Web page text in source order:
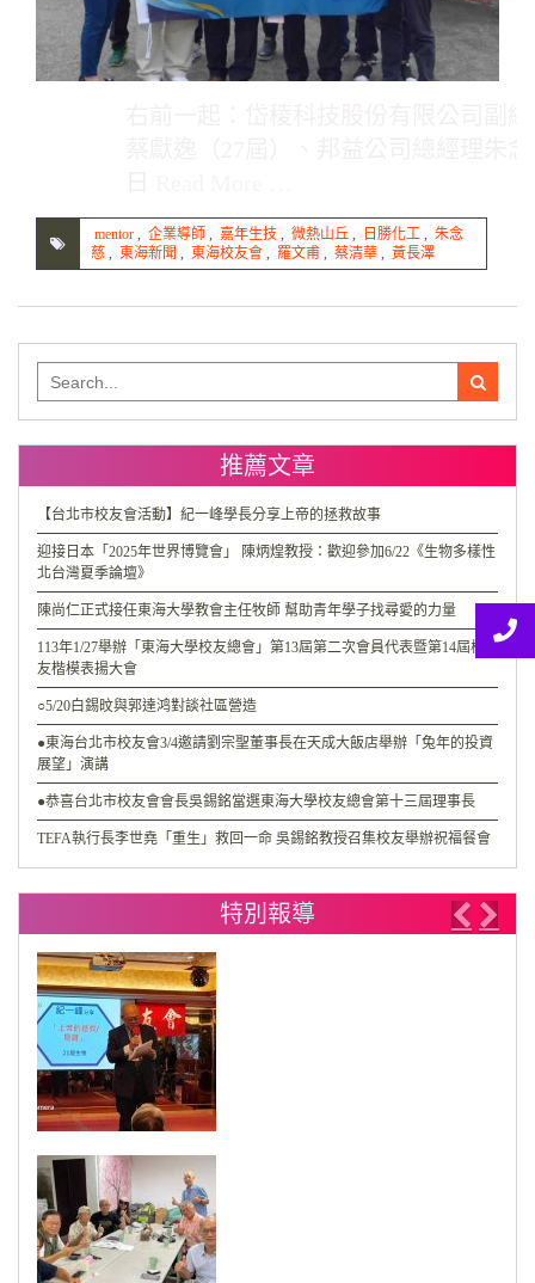
mentor , 企業導師 , 嘉年生技 , 微熱山丘 , 日勝化工 , 朱念
慈 , 東海新聞 , 東海校友會 , 羅文甫 , 蔡清華 , 黃長澤
for:
推薦文章
【台北市校友會活動】紀一峰學長分享上帝的拯救故事
迎接日本「2025年世界博覽會」 陳炳煌教授：歡迎參加6/22《生物多樣性
北台灣夏季論壇》
陳尚仁正式接任東海大學教會主任牧師 幫助青年學子找尋愛的力量
113年1/27舉辦「東海大學校友總會」第13屆第二次會員代表暨第14屆校
友楷模表揚大會
○5/20白錫旼與郭達鸿對談社區營造
●東海台北市校友會3/4邀請劉宗聖董事長在天成大飯店舉辦「兔年的投資
展望」演講
●恭喜台北市校友會會長吳錫銘當選東海大學校友總會第十三屆理事長
TEFA執行長李世堯「重生」救回一命 吳錫銘教授召集校友舉辦祝福餐會
特別報導